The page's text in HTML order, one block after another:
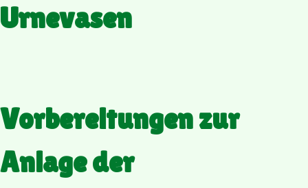
Urnevasen
Vorbereitungen zur
Anlage der